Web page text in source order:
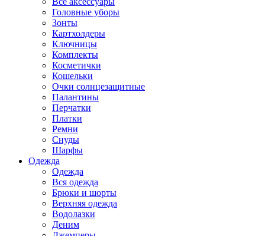
Головные уборы
Зонты
Картхолдеры
Ключницы
Комплекты
Косметички
Кошельки
Очки солнцезащитные
Палантины
Перчатки
Платки
Ремни
Снуды
Шарфы
Одежда
Одежда
Вся одежда
Брюки и шорты
Верхняя одежда
Водолазки
Деним